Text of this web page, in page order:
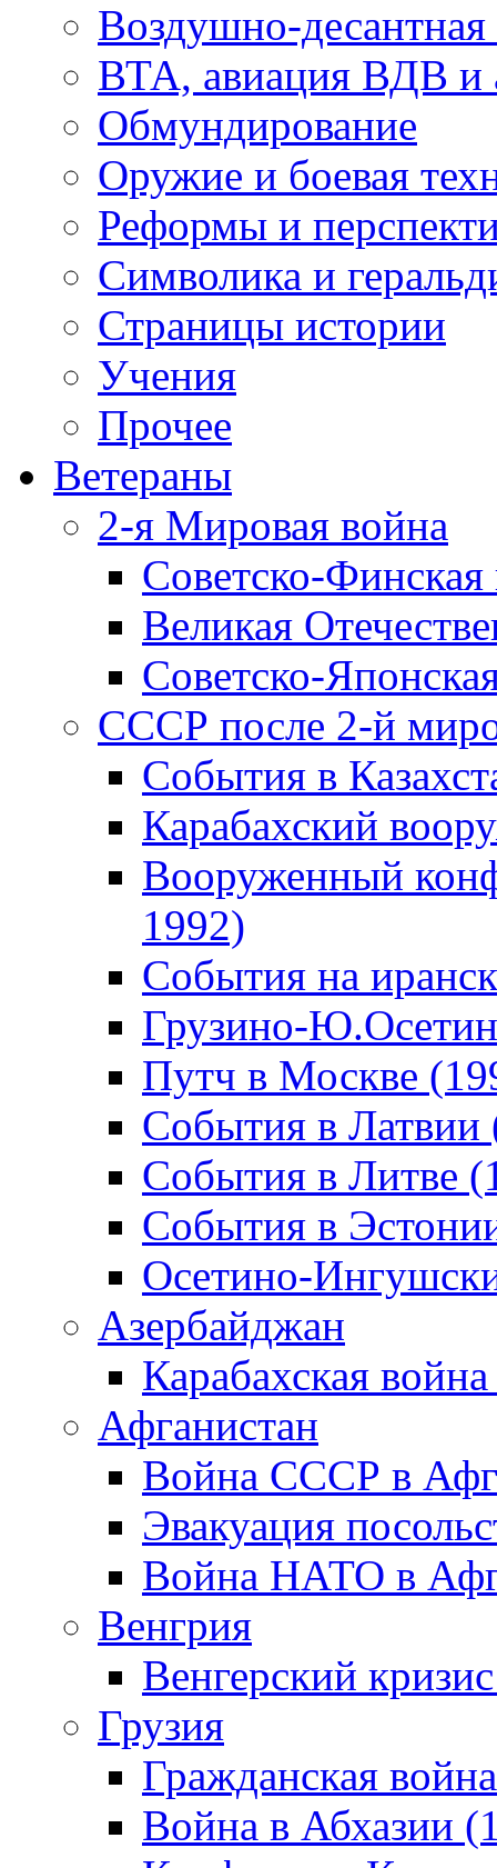
Воздушно-десантная
ВТА, авиация ВДВ и
Обмундирование
Оружие и боевая
Реформы и
Символика и
Страницы истории
Учения
Прочее
Ветераны
2-я Мировая война
Советско-
Великая
Советско-
СССР после 2-й
События в
Карабахский
Вооруженный
1992)
События на
Грузино-
Путч в Москве
События в Латвии
События в Литве
События в
Осетино-
Азербайджан
Карабахская
Афганистан
Война СССР в
Эвакуация
Война НАТО в
Венгрия
Венгерский
Грузия
Гражданская
Война в Абхазии